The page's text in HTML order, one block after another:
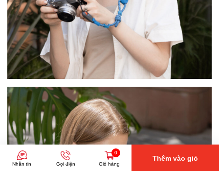
Nhắn tin Gọi điện
0
Giỏ hàng
Thêm vào giỏ